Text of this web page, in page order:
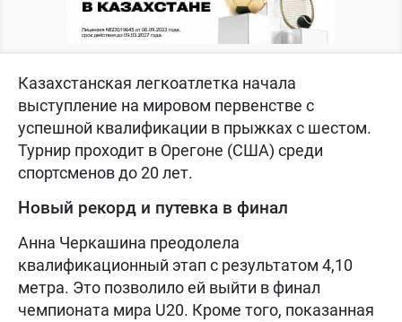
Казахстанская легкоатлетка начала
выступление на мировом первенстве с
успешной квалификации в прыжках с шестом.
Турнир проходит в Орегоне (США) среди
спортсменов до 20 лет.
Новый рекорд и путевка в финал
Анна Черкашина преодолела
квалификационный этап с результатом 4,10
метра. Это позволило ей выйти в финал
чемпионата мира U20. Кроме того, показанная